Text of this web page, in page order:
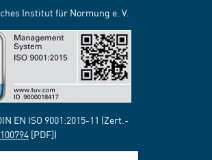
Institut für Normung e. V.
EN ISO 9001:2015-11 (Zert.-
[PDF])